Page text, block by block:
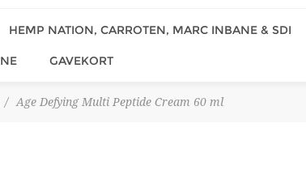
HEMP NATION, CARROTEN, MARC INBANE & SDI
GAVEKORT
/ Age Defying Multi Peptide Cream 60 ml